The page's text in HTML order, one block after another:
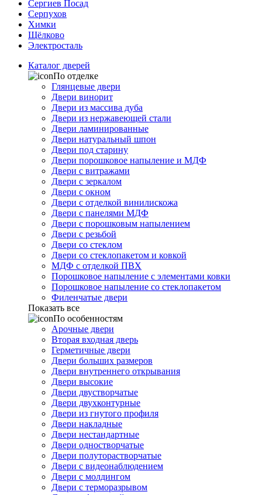
Сергиев Посад
Серпухов
Химки
Щёлково
Электросталь
Каталог дверей
По отделке
Глянцевые двери
Двери винорит
Двери из массива дуба
Двери из нержавеющей стали
Двери ламинированные
Двери натуральный шпон
Двери под старину
Двери порошковое напыление и МДФ
Двери с витражами
Двери с зеркалом
Двери с окном
Двери с отделкой винилискожа
Двери с панелями МДФ
Двери с порошковым напылением
Двери с резьбой
Двери со стеклом
Двери со стеклопакетом и ковкой
МДФ с отделкой ПВХ
Порошковое напыление с элементами ковки
Порошковое напыление со стеклопакетом
Филенчатые двери
Показать все
По особенностям
Арочные двери
Вторая входная дверь
Герметичные двери
Двери больших размеров
Двери внутреннего открывания
Двери высокие
Двери двустворчатые
Двери двухконтурные
Двери из гнутого профиля
Двери накладные
Двери нестандартные
Двери одностворчатые
Двери полуторастворчатые
Двери с видеонаблюдением
Двери с молдингом
Двери с терморазрывом